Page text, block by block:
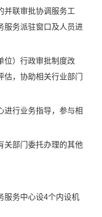
并联审批协调服务工
服务派驻窗口及人员进
）行政审批制度改
，协助相关行业部门
行业务指导，参与相
部门委托办理的其他
务中心设4个内设机